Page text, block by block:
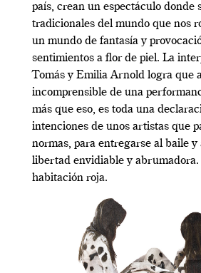
país, crean un espectáculo donde
tradicionales del mundo que nos
un mundo de fantasía y
sentimientos a flor de piel. La
Tomás y Emilia Arnold logra que
incomprensible de una
más que eso, es toda una
intenciones de unos artistas que
normas, para entregarse al baile
libertad envidiable y abrumadora.
habitación roja.